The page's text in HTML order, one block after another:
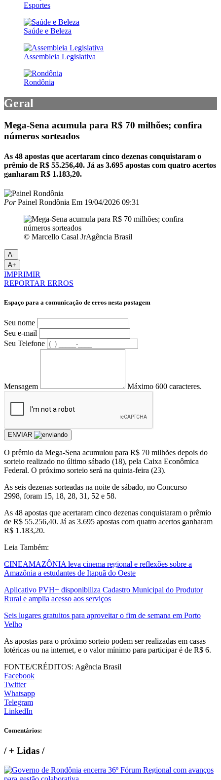
Esportes
Saúde e Beleza
Assembleia Legislativa
Rondônia
Geral
Mega-Sena acumula para R$ 70 milhões; confira
números sorteados
As 48 apostas que acertaram cinco dezenas conquistaram o
prêmio de R$ 55.256,40. Já as 3.695 apostas com quatro acertos
ganharam R$ 1.183,20.
PorPainel Rondônia Em 19/04/2026 09:31
© Marcello Casal JrAgência Brasil
A-
A+
IMPRIMIR
REPORTAR ERROS
Espaço para a comunicação de erros nesta postagem
Seu nome
Seu e-mail
Seu Telefone
Mensagem Máximo 600 caracteres.
ENVIAR
O prêmio da Mega-Sena acumulou para R$ 70 milhões depois do
sorteio realizado no último sábado (18), pela Caixa Econômica
Federal. O próximo sorteio será na quinta-feira (23).
As seis dezenas sorteadas na noite de sábado, no Concurso
2998, foram 15, 18, 28, 31, 52 e 58.
As 48 apostas que acertaram cinco dezenas conquistaram o prêmio
de R$ 55.256,40. Já as 3.695 apostas com quatro acertos ganharam
R$ 1.183,20.
Leia Também:
CINEAMAZÔNIA leva cinema regional e reflexões sobre a
Amazônia a estudantes de Itapuã do Oeste
Aplicativo PVH+ disponibiliza Cadastro Municipal do Produtor
Rural e amplia acesso aos serviços
Seis lugares gratuitos para aproveitar o fim de semana em Porto
Velho
As apostas para o próximo sorteio podem ser realizadas em casas
lotéricas ou na internet, e o valor mínimo para participar é de R$ 6.
FONTE/CRÉDITOS: Agência Brasil
Facebook
Twitter
Whatsapp
Telegram
LinkedIn
Comentários:
/+ Lidas /